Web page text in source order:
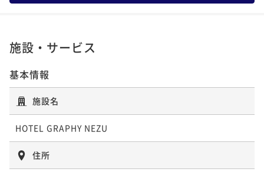
¥ 18,879 ~
¥15,120~
25平米 禁煙
14平米 禁煙 無料Wi-Fi
ダブル
施設・サービス
基本情報
施設名
HOTEL GRAPHY NEZU
住所